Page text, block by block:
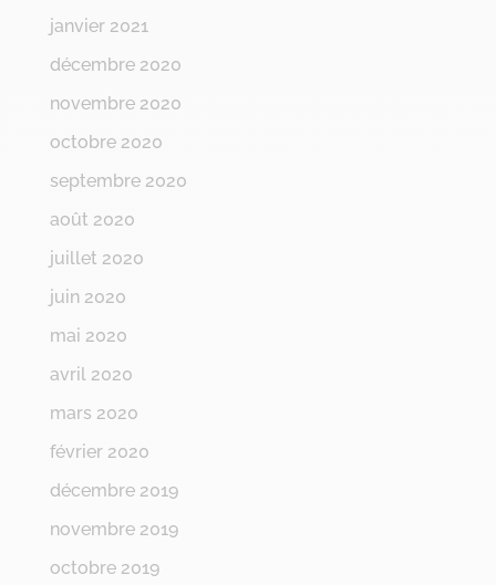
janvier 2021
décembre 2020
novembre 2020
octobre 2020
septembre 2020
août 2020
juillet 2020
juin 2020
mai 2020
avril 2020
mars 2020
février 2020
décembre 2019
novembre 2019
octobre 2019